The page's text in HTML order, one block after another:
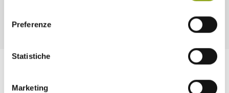
Preferenze
Statistiche
Marketing